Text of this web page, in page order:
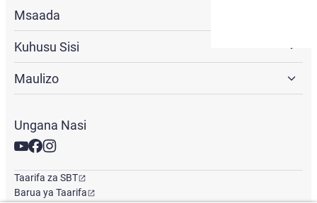
Msaada
Kuhusu Sisi
Maulizo
Ungana Nasi
Taarifa za SBT
Barua ya Taarifa